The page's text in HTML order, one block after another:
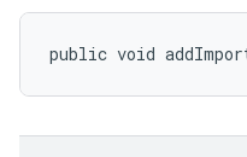
public void